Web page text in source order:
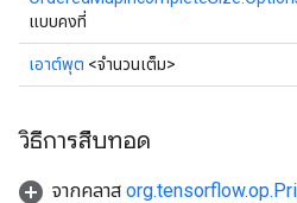
แบบคงที่
เอาต์พุต <จำนวนเต็ม>
วิธีการสืบทอด
จากคลาส